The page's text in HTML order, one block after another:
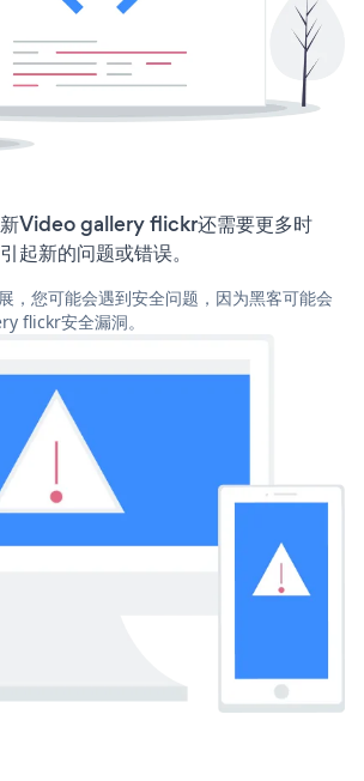
新Video gallery flickr还需要更多时
起新的问题或错误。
，您可能会遇到安全问题，因为黑客可能会
flickr安全漏洞。